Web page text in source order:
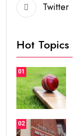
Twitter
Hot Topics
01
02